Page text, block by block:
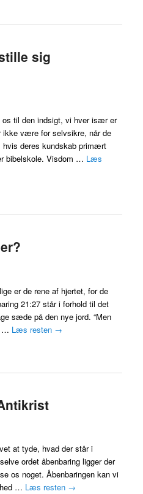
sig
os til den indsigt, vi hver især er
være for selvsikre, når de
deres kundskab primært
bibelskole. Visdom … Læs
er de rene af hjertet, for de
21:27 står i forhold til det
sæde på den nye jord. “Men
… Læs resten →
at tyde, hvad der står i
ordet åbenbaring ligger der
os noget. Åbenbaringen kan vi
… Læs resten →